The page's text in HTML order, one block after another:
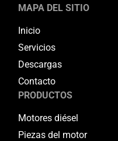
MAPA DEL SITIO
Inicio
Servicios
Descargas
Contacto
PRODUCTOS
Motores diésel
Piezas del motor